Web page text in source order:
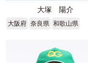
大塚 陽介
大阪府 奈良県 和歌山県